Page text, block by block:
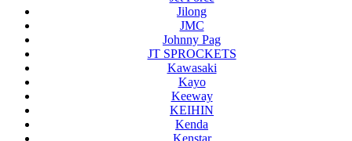
Jilong
JMC
Johnny Pag
JT SPROCKETS
Kawasaki
Kayo
Keeway
KEIHIN
Kenda